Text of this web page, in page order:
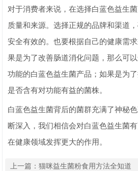
对于消费者来说，在选择白蓝色益生
质量和来源。选择正规的品牌和渠道
安全有效的。也要根据自己的健康需
果是为了改善肠道消化问题，那么可
功能的白蓝色益生菌产品；如果是为
是否含有对功能有益的菌株。
白蓝色益生菌背后的菌群充满了神秘
断深入，我们相信会对白蓝色益生菌
在健康领域发挥更大的作用。
上一篇：猫咪益生菌粉食用方法全知道